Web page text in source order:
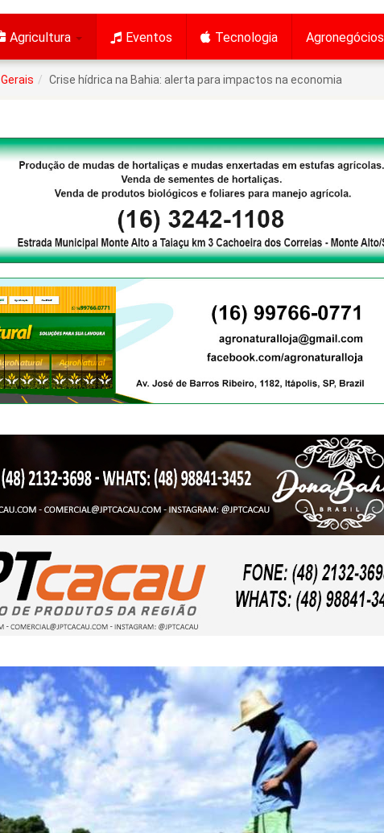
Agricultura Eventos Tecnologia Agronegócios
Gerais Crise hídrica na Bahia: alerta para impactos na economia